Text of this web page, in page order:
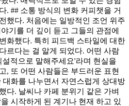
. ## 소통 방식의 변화 커피챗을 거
했다. 처음에는 일방적인 조언 위주
기를 더 깊이 듣고 그들의 관점에
화했다. 특히 피드백 스타일에 대한
르다는 걸 알게 되었다. 어떤 사람
적으로 말해주세요'라며 현실을
, 또 어떤 사람들은 부드러운 표현
대화를 나누면서 자연스럽게 상대방
다. 날씨나 카페 분위기 같은 가벼
시작하게 된 계기나 현재 하고 있